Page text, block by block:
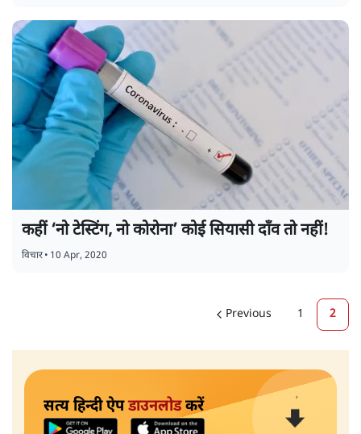
कहीं ‘नो टेस्टिंग, नो कोरोना’ कोई सियासी दाँव तो नहीं!
विचार• 10 Apr, 2020
Previous 1 2
सत्य हिन्दी ऐपडाउनलोडकरें